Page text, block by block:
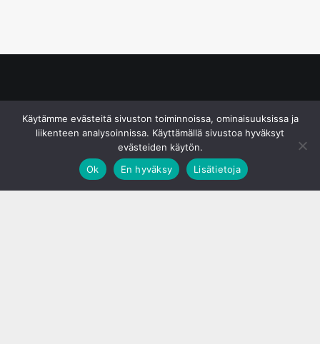
Käytämme evästeitä sivuston toiminnoissa, ominaisuuksissa ja
liikenteen analysoinnissa. Käyttämällä sivustoa hyväksyt
evästeiden käytön.
Ok
En hyväksy Lisätietoja